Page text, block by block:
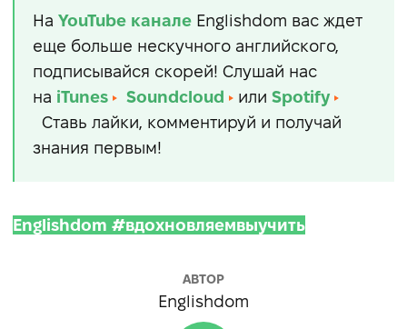
На YouTube канале Englishdom вас ждет
еще больше нескучного английского,
подписывайся скорей! Слушай нас
на iTunes Soundcloud или Spotify
Ставь лайки, комментируй и получай
знания первым!
Englishdom #вдохновляемвыучить
АВТОР
Englishdom